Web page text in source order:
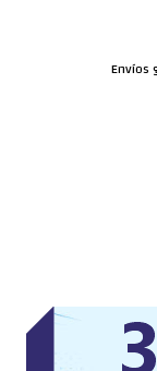
Envíos